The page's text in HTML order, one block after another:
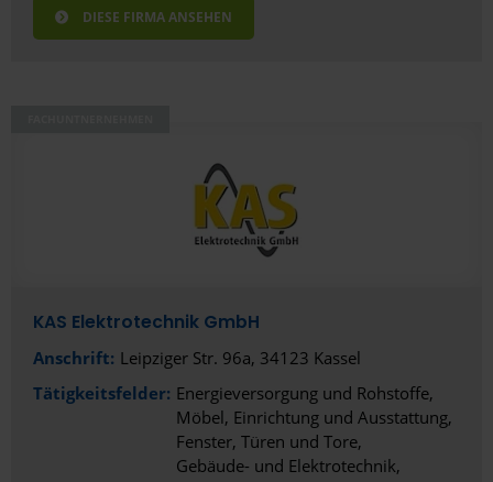
DIESE FIRMA ANSEHEN
KAS Elektrotechnik GmbH
Anschrift: Leipziger Str. 96a, 34123 Kassel
Tätigkeitsfelder: Energieversorgung und Rohstoffe
Möbel, Einrichtung und Ausstattung
Fenster, Türen und Tore
Gebäude- und Elektrotechnik